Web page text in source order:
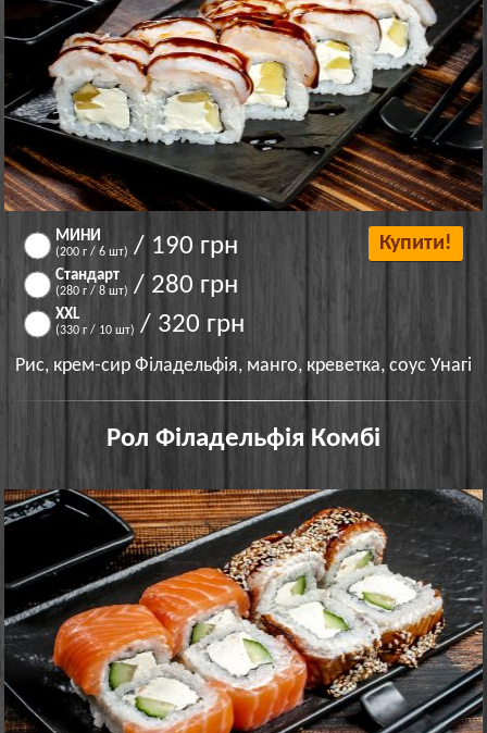
МИНИ
(200 г / 6 шт) / 190 грн
Стандарт
(280 г / 8 шт) / 280 грн
XXL
(330 г / 10 шт) / 320 грн
Купити!
Рис, крем-сир Філадельфія, манго, креветка, соус Унагі
Рол Філадельфія Комбі